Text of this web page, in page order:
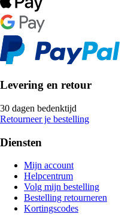
Levering en retour
30 dagen bedenktijd
Retourneer je bestelling
Diensten
Mijn account
Helpcentrum
Volg mijn bestelling
Bestelling retourneren
Kortingscodes